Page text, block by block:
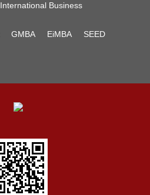
International Business
GMBA EiMBA SEED